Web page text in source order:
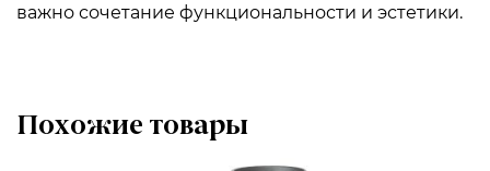
важно сочетание функциональности и эстетики.
Похожие товары